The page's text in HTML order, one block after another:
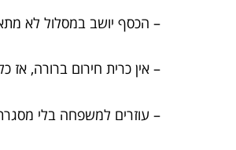
– הכסף יושב במסלול לא
– אין כרית חירום ברורה,
– עוזרים למשפחה בלי